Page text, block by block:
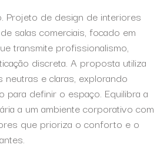
Projeto de design de interiores
salas comerciais, focado em
transmite profissionalismo,
discreta. A proposta utiliza
neutras e claras, explorando
para definir o espaço. Equilibra a
a um ambiente corporativo com
que prioriza o conforto e o